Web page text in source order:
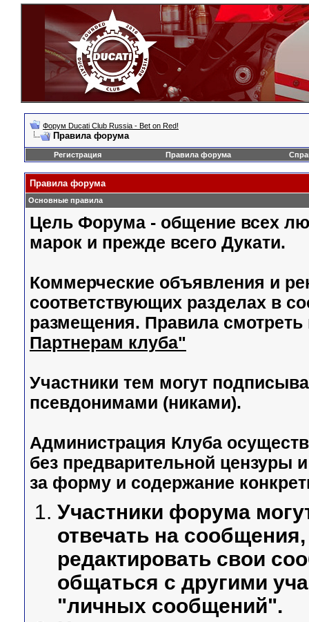
Форум Ducati Club Russia - Bet on Red!
Правила форума
Регистрация Правила форума
Правила форума
Основные правила
Цель Форума - общение всех
марок и прежде всего Дукати.
Коммерческие объявления и
соответствующих разделах в
размещения. Правила
Партнерам клуба"
Участники тем могут
псевдонимами (никами).
Администрация Клуба
без предварительной цензуры
за форму и содержание
Участники форума
отвечать на
редактировать свои
общаться с другими
"личных сообщений".